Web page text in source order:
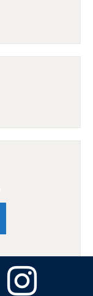
instagram